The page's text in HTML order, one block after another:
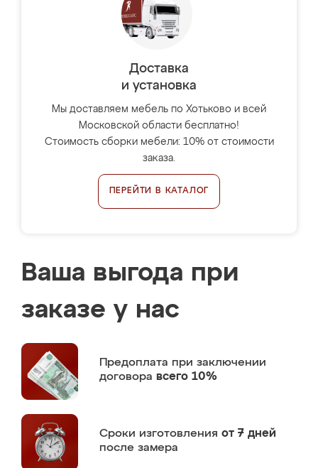
Доставка
и установка
Мы доставляем мебель по Хотьково и всей
Московской области бесплатно!
Стоимость сборки мебели: 10% от стоимости
заказа.
ПЕРЕЙТИ В КАТАЛОГ
Ваша выгода при
заказе у нас
Предоплата при заключении
договора всего 10%
Сроки изготовления от 7 дней
после замера